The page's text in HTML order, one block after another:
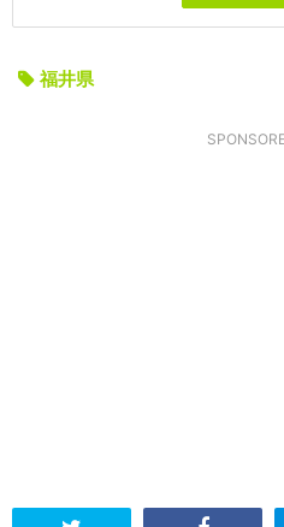
福井県